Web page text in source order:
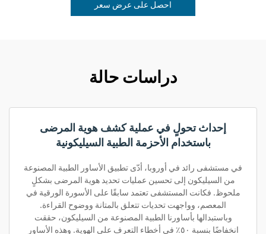
احصل على عرض سعر
دراسات حالة
إحداث تحولٍ في عملية كشف هوية المرضى
باستخدام الأحزمة الطبية السيليكونية
في مستشفى رائد في أوروبا، أدّى تطبيق الأساور الطبية المصنوعة
من السيليكون إلى تحسين عمليات تحديد هوية المرضى بشكلٍ
ملحوظ. فكانت المستشفى تعتمد سابقًا على الأسورة الورقية في
المعصم، وواجهت تحديات تتعلق بالمتانة ووضوح القراءة.
وباستبدالها بأساورنا الطبية المصنوعة من السيليكون، حققت
انخفاضًا بنسبة ٥٠٪ في أخطاء التعرف على الهوية. وهذه الأساور